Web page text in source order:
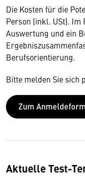
Die Kosten für die
Person (inkl. USt). Im
Auswertung und ein
Berufsorientierung.
Bitte melden Sie sich
Zum
Aktuelle Test-